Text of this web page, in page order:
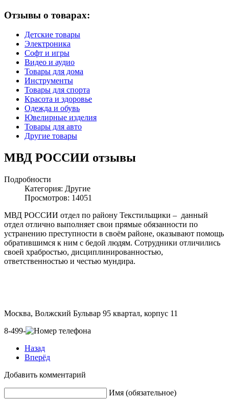
Отзывы о товарах:
Детские товары
Электроника
Софт и игры
Видео и аудио
Товары для дома
Инструменты
Товары для спорта
Красота и здоровье
Одежда и обувь
Ювелирные изделия
Товары для авто
Другие товары
МВД РОССИИ отзывы
Подробности
Категория: Другие
Просмотров: 14051
МВД РОССИИ отдел по району Текстильщики – данный
отдел отлично выполняет свои прямые обязанности по
устранению преступности в своём районе, оказывают помощь
обратившимся к ним с бедой людям. Сотрудники отличились
своей храбростью, дисциплинированностью,
ответственностью и честью мундира.
Москва, Волжский Бульвар 95 квартал, корпус 11
8-499-
Назад
Вперёд
Добавить комментарий
Имя (обязательное)